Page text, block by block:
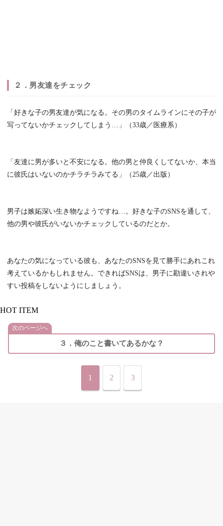
２．男友達をチェック
「好きな子の男友達が気になる。その男のタイムラインにその子が
写ってないかチェックしてしまう…」（33歳／医療系）
「友達に男が多いと不安になる。他の男と仲良くしてないか、本当
に彼氏はいないのかチラチラみてる」（25歳／出版）
男子は嫉妬深い生き物なようですね…。好きな子のSNSを通して、
他の男や彼氏がいないかチェックしているのだとか。
あなたの気になっている彼も、あなたのSNSを見て勝手にあれこれ
考えているかもしれません。できればSNSは、男子に勘違いされや
すい投稿をしないようにしましょう。
HOT ITEM
次のページへ
３．俺のこと書いてあるかな？
1 2 3